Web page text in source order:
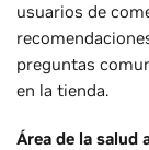
usuarios de
preguntas
en la tienda.
Área de la salud